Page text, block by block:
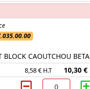
BLOCK CAOUTCHOU BETA
8,58 € H.T 10,30 €